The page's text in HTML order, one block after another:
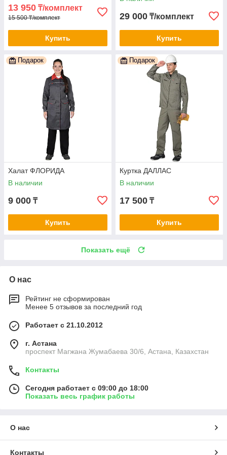
13 950 ₸/комплект
15 500 ₸/комплект
Купить
29 000 ₸/комплект
Купить
Подарок
Халат ФЛОРИДА
В наличии
9 000 ₸
Купить
Подарок
Куртка ДАЛЛАС
В наличии
17 500 ₸
Купить
Показать ещё
О нас
Рейтинг не сформирован
Менее 5 отзывов за последний год
Работает с 21.10.2012
г. Астана
проспект Магжана Жумабаева 30/6, Астана, Казахстан
Контакты
Сегодня работает с 09:00 до 18:00
Показать весь график работы
О нас
Контакты